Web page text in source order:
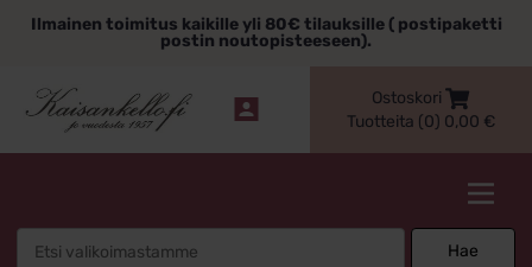
sisältöönIlmainen toimitus kaikille yli 80€ tilauksille ( postipaketti
postin noutopisteeseen).
Ostoskori
Tuotteita (0) 0,00 €
Hae